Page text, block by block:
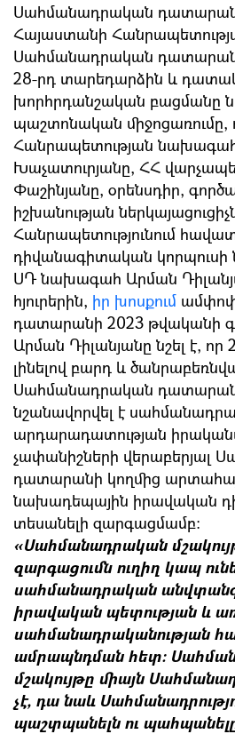
Սահմանադրական
Հայաստանի
Սահմանադրական
28-րդ տարեդարձին և
խորհրդանշական բացմանը
պաշտոնական միջոցառումը,
Հանրապետության
Խաչատուրյանը, ՀՀ
Փաշինյանը, օրենսդիր,
իշխանության
Հանրապետությունում
դիվանագիտական կորպուսի
ՍԴ նախագահ Արման
հյուրերին, իր խոսքում
դատարանի 2023 թվականի
Արման Դիլանյանը նշել է,
լինելով բարդ և
Սահմանադրական
նշանավորվել է
արդարադատության
չափանիշների վերաբերյալ
դատարանի կողմից
նախադեպային իրավական
տեսանելի զարգացմամբ:
«Սահմանադրական
զարգացումն ուղիղ կապ
սահմանադրական
իրավական պետության և
սահմանադրականության
ամրապնդման հետ:
մշակույթը միայն
չէ, դա նաև
պաշտպանելն ու